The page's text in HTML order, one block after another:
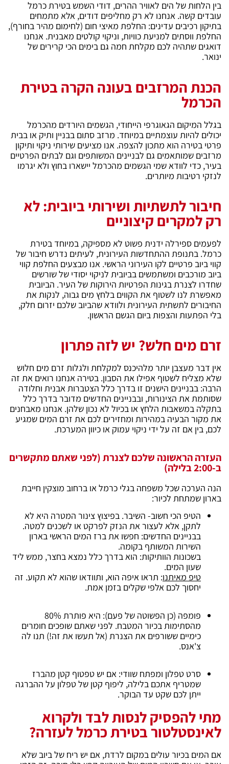
בין הלחות של הים לאוויר ההרים, דודי השמש בטירת כרמל
עובדים קשה. אנחנו לא רק מחליפים דודים, אלא מתמחים
בתיקון רכיבים עדינים: החלפת מאיצי חום (לחימום מהיר בחורף),
החלפת ווסתים למניעת כוויות, וניקוי קולטים מאבנית. אנחנו
דואגים שתהיה לכם מקלחת חמה גם בימים הכי קרירים של
ינואר.
הכנת המרזבים בעונה הקרה בטירת
הכרמל
בגלל המיקום הגאוגרפי הייחודי, הגשמים היורדים מהכרמל
יכולים להיות עוצמתיים במיוחד. מרזב סתום בבניין ותיק או בבית
פרטי בטירה הוא מתכון להצפה. אנו מציעים שירותי ניקוי ותיקון
מרזבים שמותאמים גם לבניינים המשותפים וגם לבתים הפרטיים
בעיר, כדי לוודא שמי הגשמים מהכרמל יישארו בחוץ ולא יגרמו
לנזקי רטיבות מיותרים.
חיבור לתשתיות ושירותי ביובית: לא
רק למקרים קיצוניים
לפעמים ספירלה ידנית פשוט לא מספיקה, במיוחד בטירת
כרמל. בתנופת ההתחדשות העירונית, לעיתים נדרש חיבור של
קווי ביוב פרטיים לקו העירוני הראשי. אנו מבצעים החלפת קווי
ביוב מורכבים ומשתמשים בביובית לניקוי יסודי של שורשים
שחדרו לצנרת בגינות הפרטיות הירוקות של העיר. הביובית
מאפשרת לנו לשטוף את הקווים בלחץ מים גבוה, לנקות את
החיבורים לתשתית העירונית ולוודא שהביוב שלכם יזרום חלק,
בלי הפתעות והצפות ביום הגשם הראשון.
זרם מים חלש? יש לזה פתרון
אין דבר מעצבן יותר מלהיכנס למקלחת ולגלות זרם מים חלוש
שלא מצליח לשטוף אפילו את הסבון. בטירה אנחנו רואים את זה
הרבה: בבניינים הישנים זו בדרך כלל הצטברות אבנית וחלודה
שסותמת את הצינורות, ובבניינים החדשים מדובר בדרך כלל
בתקלה במשאבות הלחץ או בכיול לא נכון שלהן. אנחנו מאבחנים
את מקור הבעיה במהירות ומחזירים לכם את זרם המים שמגיע
לכם, בין אם זה על ידי ניקוי עמוק או כיוון המערכת.
העזרה הראשונה שלכם לצנרת (לפני שאתם מתקשרים
ב-2:00 בלילה)
הנה הערכה שכל משפחה בגלי כרמל או ברחוב מוצקין חייבת
בארון שמתחת לכיור:
הטיפ הכי חשוב- השיבר. בפיצוץ צינור המטרה היא לא
לתקן, אלא לעצור את הנזק לפרקט או לשכנים למטה.
בבניינים החדשים: חפשו את ברז המים הראשי בארון
השירות המשותף בקומה.
בשכונות הוותיקות: הוא בדרך כלל נמצא בחצר, ממש ליד
שעון המים.
טיפ מאיתנו: תראו איפה הוא, ותוודאו שהוא לא תקוע. זה
יחסוך לכם אלפי שקלים בזמן אמת.
פומפה (כן הפשוטה של פעם): היא פותרת 80%
מהסתימות בכיור המטבח. לפני שאתם שופכים חומרים
כימיים ששורפים את הצנרת (אל תעשו את זה!) תנו לה
צ'אנס.
סרט טפלון ומפתח שוודי: אם יש טפטוף קטן מהברז
שמטריף אתכם בלילה, ליפוף קטן של טפלון על ההברגה
ייתן לכם שקט עד הבוקר.
מתי להפסיק לנסות לבד ולקרוא
לאינסטלטור בטירת כרמל לעזרה?
אם המים בכיור עולים במקום לרדת, אם יש ריח של ביוב שלא